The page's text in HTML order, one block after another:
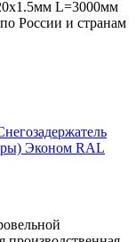
L=3000мм
России и странам
Эконом RAL